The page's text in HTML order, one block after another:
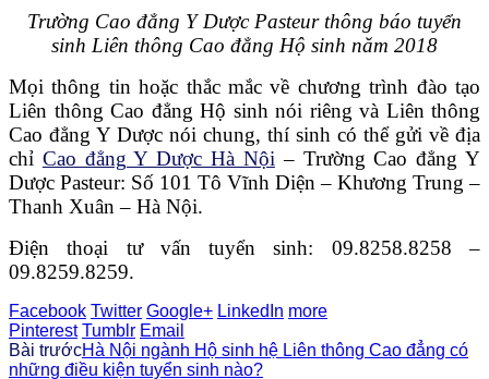
Trường Cao đẳng Y Dược Pasteur thông báo tuyển
sinh Liên thông Cao đẳng Hộ sinh năm 2018
Mọi thông tin hoặc thắc mắc về chương trình đào tạo
Liên thông Cao đẳng Hộ sinh nói riêng và Liên thông
Cao đẳng Y Dược nói chung, thí sinh có thể gửi về địa
chỉ Cao đẳng Y Dược Hà Nội – Trường Cao đẳng Y
Dược Pasteur: Số 101 Tô Vĩnh Diện – Khương Trung –
Thanh Xuân – Hà Nội.
Điện thoại tư vấn tuyển sinh: 09.8258.8258 –
09.8259.8259.
Facebook Twitter Google+ LinkedIn more
Pinterest Tumblr Email
Bài trướcHà Nội ngành Hộ sinh hệ Liên thông Cao đẳng có
những điều kiện tuyển sinh nào?